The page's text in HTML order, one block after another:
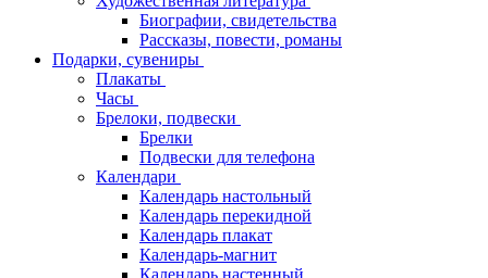
Биографии, свидетельства
Рассказы, повести, романы
Подарки, сувениры
Плакаты
Часы
Брелоки, подвески
Брелки
Подвески для телефона
Календари
Календарь настольный
Календарь перекидной
Календарь плакат
Календарь-магнит